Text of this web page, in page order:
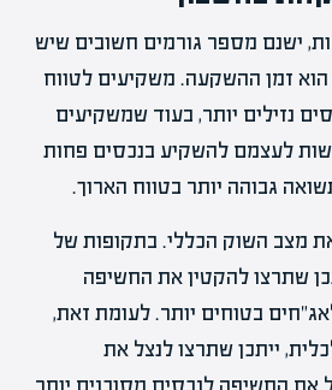
ישנם מספר גורמים חשובים שיש
זמן ההשקעה. משקיעים לטווח
נזילים יותר, בעוד שמשקיעים
לעצמם להשקיע בנכסים פחות
גבוהה יותר בטווח הארוך.
מצב השוק הכללי. בתקופות של
שתרצו להקטין את החשיפה
בטוחים יותר. לעומת זאת,
ייתכן שתרצו לנצל את